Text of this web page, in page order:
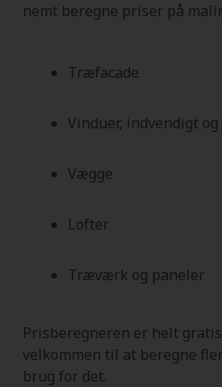
nemt beregne priser på
Træfacade
Vinduer, indvendigt
Vægge
Lofter
Træværk og paneler
Prisberegneren er helt
velkommen til at beregne
brug for det.